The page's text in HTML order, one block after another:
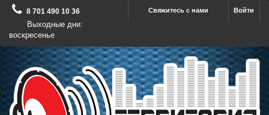
Войти
Свяжитесь с нами
8 701 490 10 36
Выходные дни:
воскресенье